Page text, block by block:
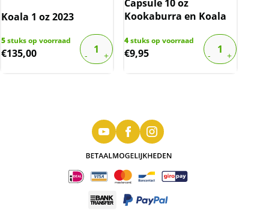
Koala 1 oz 2023
5stuks op voorraad
€135,00
Capsule 10 oz
Kookaburra en Koala
4stuks op voorraad
€9,95